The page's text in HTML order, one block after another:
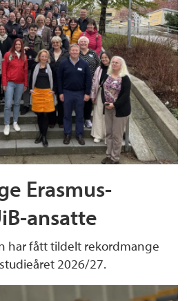
Erasmus-
ansatte
har fått tildelt rekordmange
2026/27.